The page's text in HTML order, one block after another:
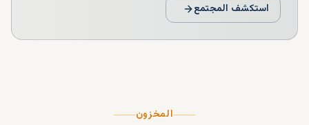
استكشف المجتمع
المخزون